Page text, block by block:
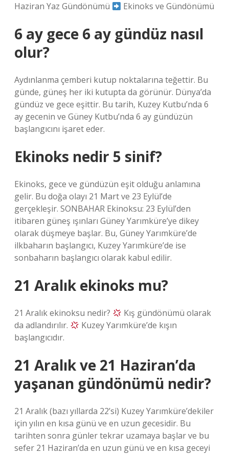
Haziran Yaz Gündönümü
Ekinoks ve Gündönümü
6 ay gece 6 ay gündüz nasıl
olur?
Aydınlanma çemberi kutup noktalarına teğettir. Bu
günde, güneş her iki kutupta da görünür. Dünya’da
gündüz ve gece eşittir. Bu tarih, Kuzey Kutbu’nda 6
ay gecenin ve Güney Kutbu’nda 6 ay gündüzün
başlangıcını işaret eder.
Ekinoks nedir 5 sinif?
Ekinoks, gece ve gündüzün eşit olduğu anlamına
gelir. Bu doğa olayı 21 Mart ve 23 Eylül’de
gerçekleşir. SONBAHAR Ekinoksu: 23 Eylül’den
itibaren güneş ışınları Güney Yarımküre’ye dikey
olarak düşmeye başlar. Bu, Güney Yarımküre’de
ilkbaharın başlangıcı, Kuzey Yarımküre’de ise
sonbaharın başlangıcı olarak kabul edilir.
21 Aralık ekinoks mu?
21 Aralık ekinoksu nedir?
Kış gündönümü olarak
da adlandırılır.
Kuzey Yarımküre’de kışın
başlangıcıdır.
21 Aralık ve 21 Haziran’da
yaşanan gündönümü nedir?
21 Aralık (bazı yıllarda 22’si) Kuzey Yarımküre’dekiler
için yılın en kısa günü ve en uzun gecesidir. Bu
tarihten sonra günler tekrar uzamaya başlar ve bu
sefer 21 Haziran’da en uzun günü ve en kısa geceyi